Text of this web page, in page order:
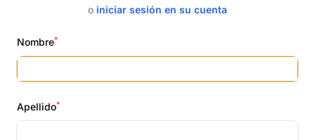
o iniciar sesión en su cuenta
Nombre*
Apellido*